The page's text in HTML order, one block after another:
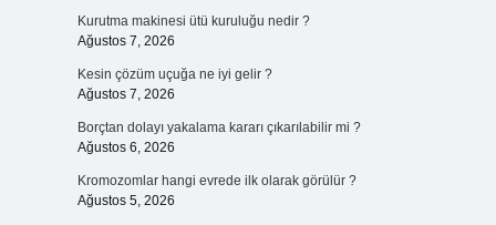
Kurutma makinesi ütü kuruluğu nedir ?
Ağustos 7, 2026
Kesin çözüm uçuğa ne iyi gelir ?
Ağustos 7, 2026
Borçtan dolayı yakalama kararı çıkarılabilir mi ?
Ağustos 6, 2026
Kromozomlar hangi evrede ilk olarak görülür ?
Ağustos 5, 2026